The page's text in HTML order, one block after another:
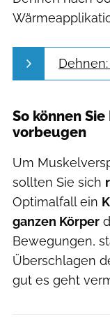
So können
vorbeugen
Um
sollten Sie sich
Optimalfall ein
ganzen Körper
Bewegungen,
Überschlagen
gut es geht